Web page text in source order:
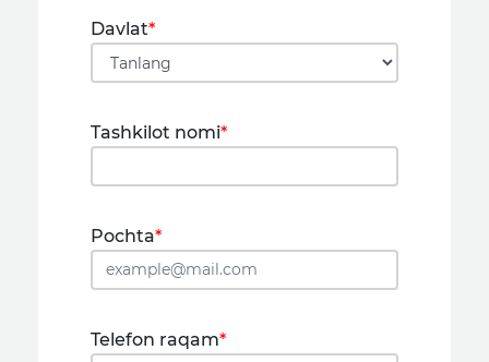
Davlat*
Tashkilot nomi*
Pochta*
Telefon raqam*